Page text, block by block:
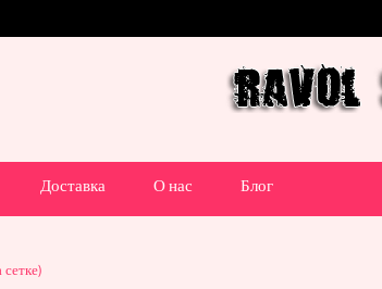
Доставка О нас Блог